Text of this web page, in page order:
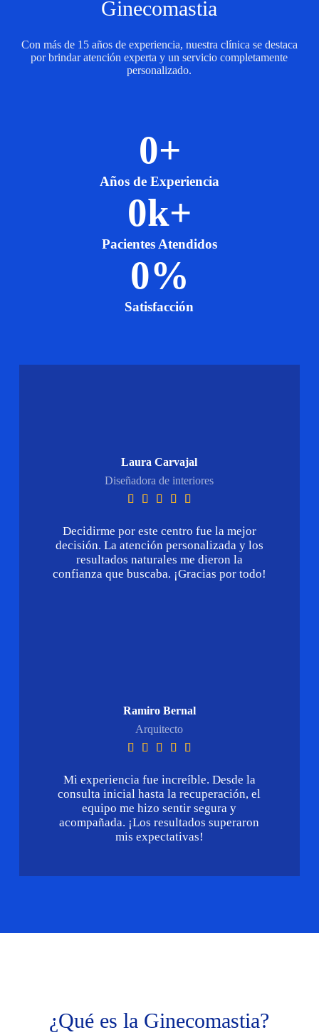
Ginecomastia
Con más de 15 años de experiencia, nuestra clínica se destaca
por brindar atención experta y un servicio completamente
personalizado.
Años de Experiencia
0+
Pacientes Atendidos
0k+
Satisfacción
0%
Laura Carvajal
Diseñadora de interiores

   
Decidirme por este centro fue la mejor
decisión. La atención personalizada y los
resultados naturales me dieron la
confianza que buscaba. ¡Gracias por todo!
Ramiro Bernal
Arquitecto

   
Mi experiencia fue increíble. Desde la
consulta inicial hasta la recuperación, el
equipo me hizo sentir segura y
acompañada. ¡Los resultados superaron
mis expectativas!
¿Qué es la Ginecomastia?